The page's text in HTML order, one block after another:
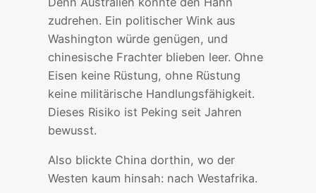
zudrehen. Ein politischer Wink aus
Washington würde genügen, und
chinesische Frachter blieben leer. Ohne
Eisen keine Rüstung, ohne Rüstung
keine militärische Handlungsfähigkeit.
Dieses Risiko ist Peking seit Jahren
bewusst.
Also blickte China dorthin, wo der
Westen kaum hinsah: nach Westafrika.